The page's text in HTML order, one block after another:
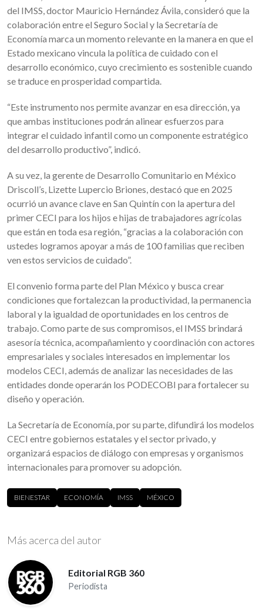
del IMSS, doctor Mauricio Hernández Ávila, consideró que la
colaboración entre el Seguro Social y la Secretaría de
Economía marca un momento relevante en la manera en que el
Estado mexicano vincula la política de cuidado con el
desarrollo económico, cuyo crecimiento es sostenible cuando
se traduce en prosperidad compartida.
“Este instrumento nos permite avanzar en esa dirección, ya
que ambas instituciones podrán alinear esfuerzos para
integrar el cuidado infantil como un componente estratégico
del desarrollo productivo”, indicó.
A su vez, la gerente de Desarrollo Comunitario en México
Driscoll’s, Lizette Lupercio Briones, destacó que en 2025
ocurrió un avance clave en San Quintín con la apertura del
primer CECI para los hijos e hijas de trabajadores agrícolas
que están en toda esa región, “gracias a la colaboración con
ustedes logramos apoyar a más de 100 familias que reciben
ven estos servicios de cuidado”.
El convenio forma parte del Plan México y busca crear
condiciones que fortalezcan la productividad, la permanencia
laboral y la igualdad de oportunidades en los centros de
trabajo. Como parte de sus compromisos, el IMSS brindará
asesoría técnica, acompañamiento y coordinación con actores
empresariales y sociales interesados en implementar los
modelos CECI, además de analizar las necesidades de las
entidades donde operarán los PODECOBI para fortalecer su
diseño y operación.
La Secretaría de Economía, por su parte, difundirá los modelos
CECI entre gobiernos estatales y el sector privado, y
organizará espacios de diálogo con empresas y organismos
internacionales para promover su adopción.
BIENESTAR ECONOMÍA IMSS MÉXICO
Más acerca del autor
Editorial RGB 360
Periodista